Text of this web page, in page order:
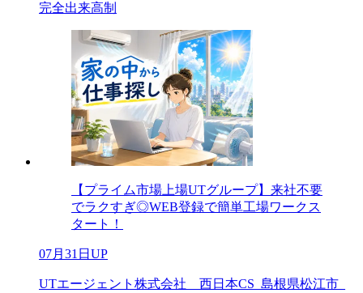
完全出来高制
【プライム市場上場UTグループ】来社不要
でラクすぎ◎WEB登録で簡単工場ワークス
タート！
07月31日UP
UTエージェント株式会社 西日本CS_島根県松江市_